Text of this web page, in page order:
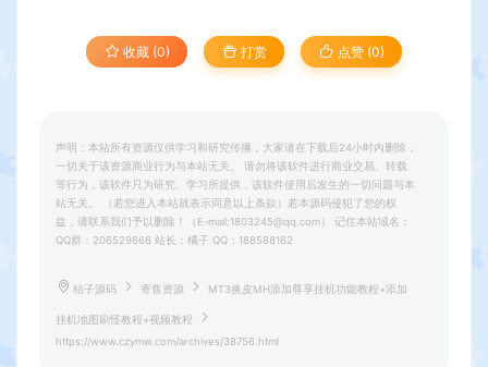
收藏 (0) 打赏 点赞 (0)
声明：本站所有资源仅供学习和研究传播，大家请在下载后24小时内删除，
一切关于该资源商业行为与本站无关。 请勿将该软件进行商业交易、转载
等行为，该软件只为研究、学习所提供，该软件使用后发生的一切问题与本
站无关。 （若您进入本站就表示同意以上条款）若本源码侵犯了您的权
益，请联系我们予以删除！（E-mail:1803245@qq.com） 记住本站域名：
QQ群：206529666 站长：橘子 QQ：188588162
桔子源码 寄售资源 MT3换皮MH添加尊享挂机功能教程+添加
挂机地图刷怪教程+视频教程
https://www.czymw.com/archives/38756.html